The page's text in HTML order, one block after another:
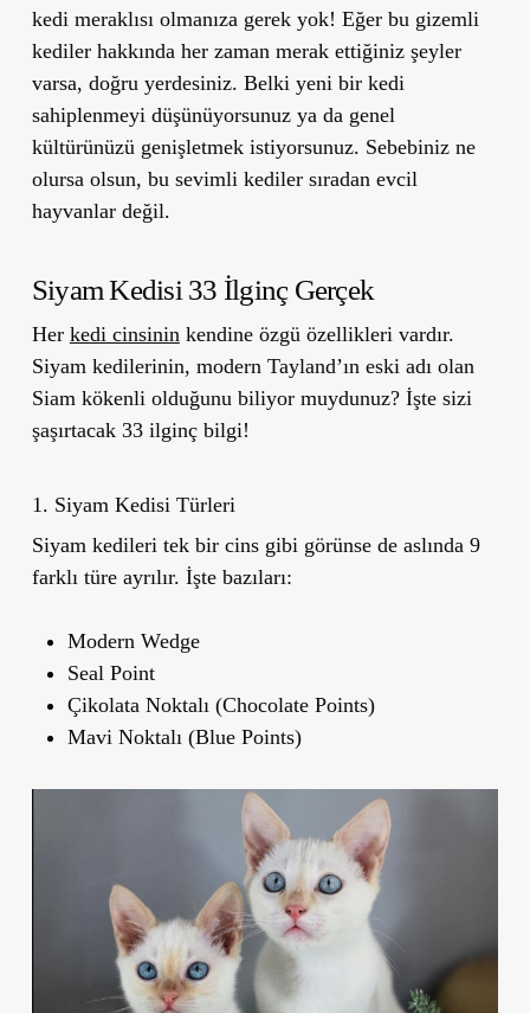
kedi meraklısı olmanıza gerek yok! Eğer bu gizemli
kediler hakkında her zaman merak ettiğiniz şeyler
varsa, doğru yerdesiniz. Belki yeni bir kedi
sahiplenmeyi düşünüyorsunuz ya da genel
kültürünüzü genişletmek istiyorsunuz. Sebebiniz ne
olursa olsun, bu sevimli kediler sıradan evcil
hayvanlar değil.
Siyam Kedisi 33 İlginç Gerçek
Her kedi cinsinin kendine özgü özellikleri vardır.
Siyam kedilerinin, modern Tayland’ın eski adı olan
Siam kökenli olduğunu biliyor muydunuz? İşte sizi
şaşırtacak 33 ilginç bilgi!
1. Siyam Kedisi Türleri
Siyam kedileri tek bir cins gibi görünse de aslında 9
farklı türe ayrılır. İşte bazıları:
Modern Wedge
Seal Point
Çikolata Noktalı (Chocolate Points)
Mavi Noktalı (Blue Points)